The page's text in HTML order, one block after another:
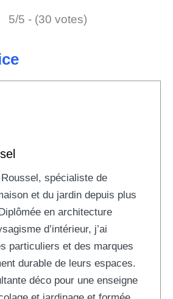
5/5 - (30 votes)
spécialiste de
et du jardin depuis plus
en architecture
d’intérieur, j’ai
particuliers et des marques
durable de leurs espaces.
déco pour une enseigne